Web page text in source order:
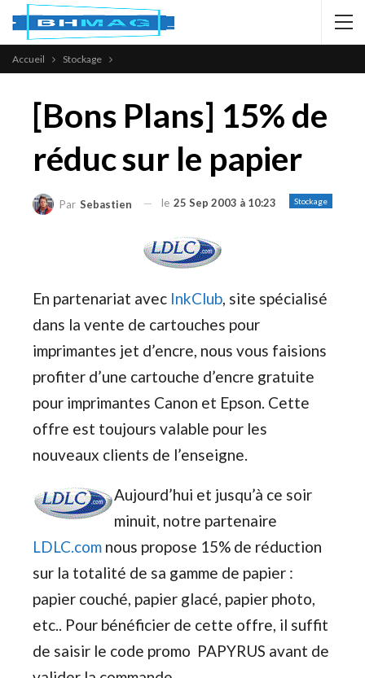
Accueil Stockage
[Bons Plans] 15% de
réduc sur le papier
Stockage
Par Sebastien le 25 Sep 2003 à 10:23
En partenariat avec InkClub, site spécialisé
dans la vente de cartouches pour
imprimantes jet d’encre, nous vous faisions
profiter d’une cartouche d’encre gratuite
pour imprimantes Canon et Epson. Cette
offre est toujours valable pour les
nouveaux clients de l’enseigne.
Aujourd’hui et jusqu’à ce soir
minuit, notre partenaire
LDLC.com nous propose 15% de réduction
sur la totalité de sa gamme de papier :
papier couché, papier glacé, papier photo,
etc.. Pour bénéficier de cette offre, il suffit
de saisir le code promo PAPYRUS avant de